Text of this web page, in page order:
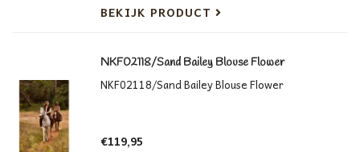
BEKIJK PRODUCT
NKF02118/Sand Bailey Blouse Flower
NKF02118/Sand Bailey Blouse Flower
€119,95